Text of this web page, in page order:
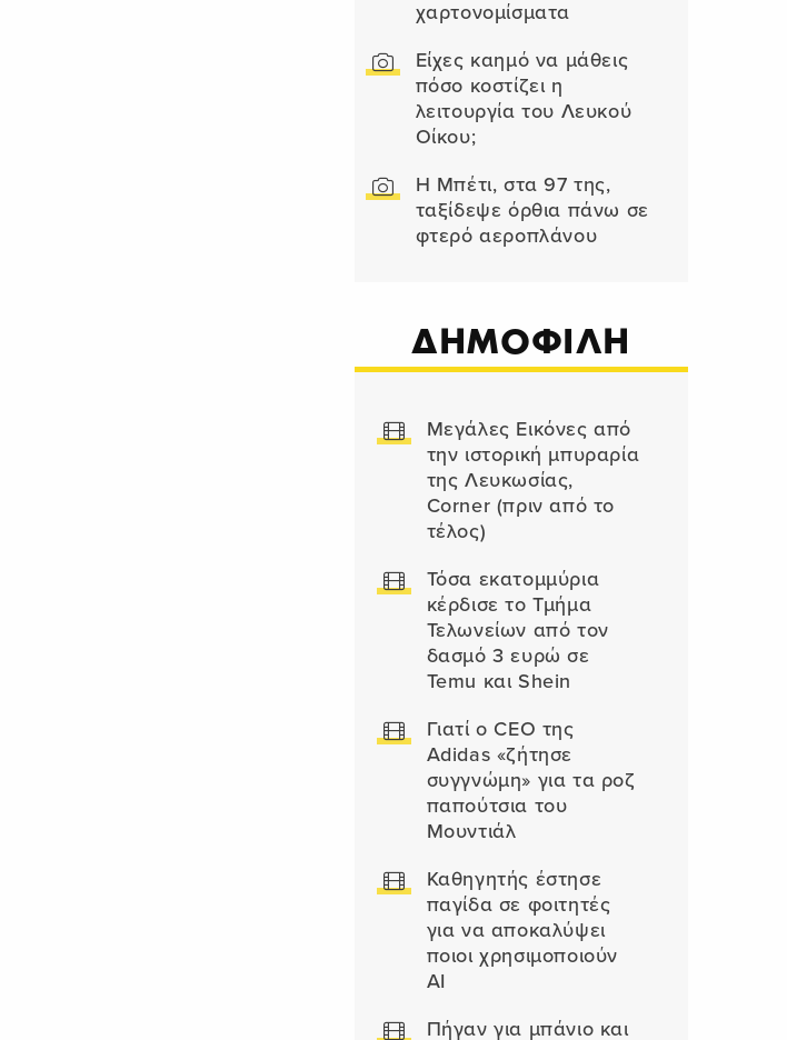
χαρτονομίσματα
Είχες καημό να μάθεις
πόσο κοστίζει η
λειτουργία του Λευκού
Οίκου;
Η Μπέτι, στα 97 της,
ταξίδεψε όρθια πάνω σε
φτερό αεροπλάνου
ΔΗΜΟΦΙΛΗ
Μεγάλες Εικόνες από
την ιστορική μπυραρία
της Λευκωσίας,
Corner (πριν από το
τέλος)
Τόσα εκατομμύρια
κέρδισε το Τμήμα
Τελωνείων από τον
δασμό 3 ευρώ σε
Temu και Shein
Γιατί ο CEO της
Adidas «ζήτησε
συγγνώμη» για τα ροζ
παπούτσια του
Μουντιάλ
Καθηγητής έστησε
παγίδα σε φοιτητές
για να αποκαλύψει
ποιοι χρησιμοποιούν
AI
Πήγαν για μπάνιο και